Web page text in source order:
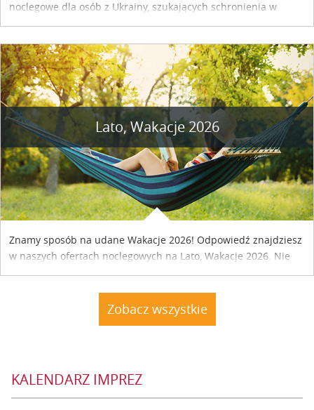
noclegowe dla osób z Ukrainy, szukających schronienia w
Lato, Wakacje 2026
Znamy sposób na udane Wakacje 2026! Odpowiedź znajdziesz
w naszych ofertach noclegowych na Lato, Wakacje 2026. Nie
zwlekaj atrakcyjne noclegi czekają...
Zobacz wszystkie
KALENDARZ IMPREZ